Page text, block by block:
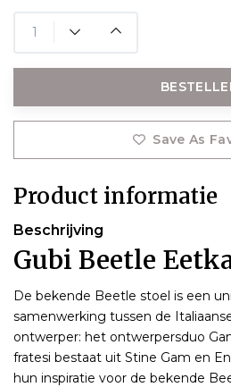
Save As
Product informatie
Beschrijving
Gubi Beetle
De bekende Beetle stoel is een
samenwerking tussen de
ontwerper: het ontwerpersduo
fratesi bestaat uit Stine Gam en
hun inspiratie voor de bekende